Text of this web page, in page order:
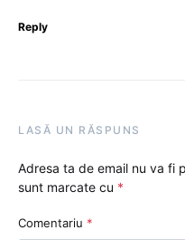
Reply
LASĂ UN RĂSPUNS
Adresa ta de email nu va fi
sunt marcate cu *
Comentariu *